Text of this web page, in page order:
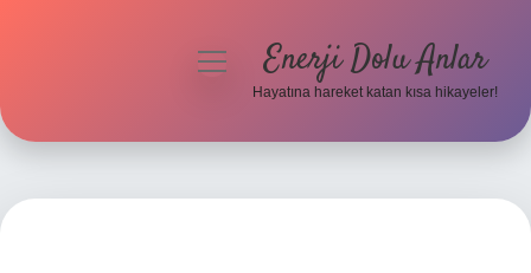
menüyüEnerji Dolu Anlar
Hayatına hareket katan kısa hikayeler!